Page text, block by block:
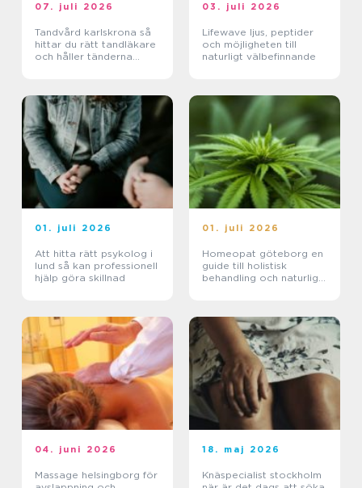
07. juli 2026
Tandvård karlskrona så
hittar du rätt tandläkare
och håller tänderna
03. juli 2026
Lifewave ljus, peptider
och möjligheten till
naturligt välbefinnande
01. juli 2026
Att hitta rätt psykolog i
lund så kan professionell
hjälp göra skillnad
01. juli 2026
Homeopat göteborg en
guide till holistisk
behandling och naturlig
04. juni 2026
Massage helsingborg för
18. maj 2026
Knäspecialist stockholm